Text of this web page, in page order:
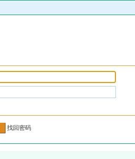
找回密码